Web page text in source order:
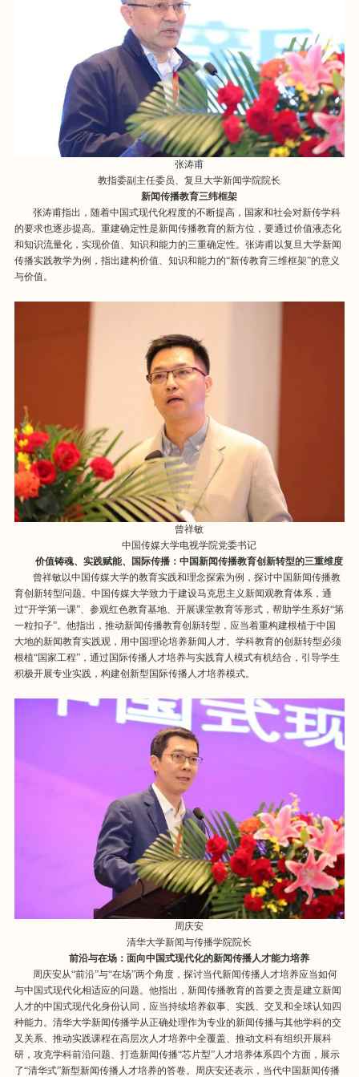
张涛甫
教指委副主任委员、复旦大学新闻学院院长
新闻传播教育三纬框架
张涛甫指出，随着中国式现代化程度的不断提高，国家和社会对新传学科
的要求也逐步提高。重建确定性是新闻传播教育的新方位，要通过价值液态化
和知识流量化，实现价值、知识和能力的三重确定性。张涛甫以复旦大学新闻
传播实践教学为例，指出建构价值、知识和能力的“新传教育三维框架”的意义
与价值。
曾祥敏
中国传媒大学电视学院党委书记
价值铸魂、实践赋能、国际传播： 中国新闻传播教育创新转型的三重维度
曾祥敏以中国传媒大学的教育实践和理念探索为例，探讨中国新闻传播教
育创新转型问题。中国传媒大学致力于建设马克思主义新闻观教育体系，通
过“开学第一课”、参观红色教育基地、开展课堂教育等形式，帮助学生系好“第
一粒扣子”。他指出，推动新闻传播教育创新转型，应当着重构建根植于中国
大地的新闻教育实践观，用中国理论培养新闻人才。学科教育的创新转型必须
根植“国家工程”，通过国际传播人才培养与实践育人模式有机结合，引导学生
积极开展专业实践，构建创新型国际传播人才培养模式。
周庆安
清华大学新闻与传播学院院长
前沿与在场：面向中国式现代化的新闻传播人才能力培养
周庆安从“前沿”与“在场”两个角度，探讨当代新闻传播人才培养应当如何
与中国式现代化相适应的问题。他指出，新闻传播教育的首要之责是建立新闻
人才的中国式现代化身份认同，应当持续培养叙事、实践、交叉和全球认知四
种能力。清华大学新闻传播学从正确处理作为专业的新闻传播与其他学科的交
叉关系、推动实践课程在高层次人才培养中全覆盖、推动文科有组织开展科
研，攻克学科前沿问题、打造新闻传播“芯片型”人才培养体系四个方面，展示
了“清华式”新型新闻传播人才培养的答卷。周庆安还表示，当代中国新闻传播